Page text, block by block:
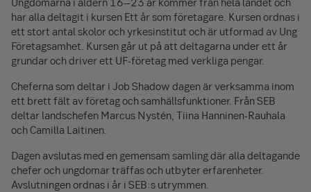
har alla deltagit i kursen Ett år som företagare. Kursen ordnas i
ett stort antal skolor och yrkesinstitut och är utformad av Ung
Företagsamhet. Kursen går ut på att deltagarna under ett år
grundar och driver ett UF-företag med verkliga pengar.
Cheferna som deltar i Job Shadow dagen är verksamma inom
ett brett fält av företag och samhällsfunktioner. Från SEB
deltar landschefen Marcus Nystén, Tiina Hanninen-Rauhala
och Camilla Laitinen.
Dagen avslutas med en gemensam samling där alla deltagande
chefer och ungdomar träffas och utbyter erfarenheter.
Avslutningen ordnas i år i SEB:s utrymmen.